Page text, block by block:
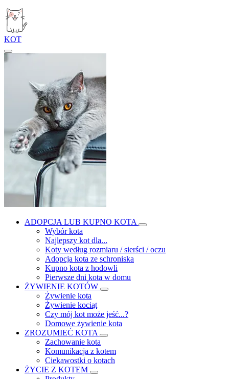
KOT
ADOPCJA LUB KUPNO KOTA
Wybór kota
Najlepszy kot dla...
Koty według rozmiaru / sierści / oczu
Adopcja kota ze schroniska
Kupno kota z hodowli
Pierwsze dni kota w domu
ŻYWIENIE KOTÓW
Żywienie kota
Żywienie kociąt
Czy mój kot może jeść...?
Domowe żywienie kota
ZROZUMIEĆ KOTA
Zachowanie kota
Komunikacja z kotem
Ciekawostki o kotach
ŻYCIE Z KOTEM